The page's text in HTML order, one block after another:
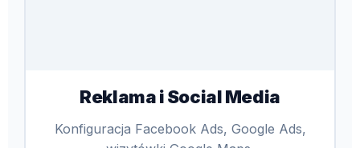
Reklama i Social Media
Konfiguracja Facebook Ads, Google Ads,